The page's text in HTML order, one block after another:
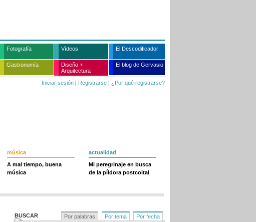
Fotografía Vídeos El Descodificador
Gastronomía
Diseño +
Arquitectura
El blog de Gervasio
Iniciar sesión | Registrarse | ¿Por qué registrarse?
música
A mal tiempo, buena
música
actualidad
Mi peregrinaje en busca
de la píldora postcoital
BUSCAR Por palabras Por tema Por fecha